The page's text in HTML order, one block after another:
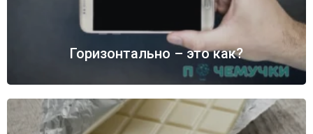
Горизонтально – это как?